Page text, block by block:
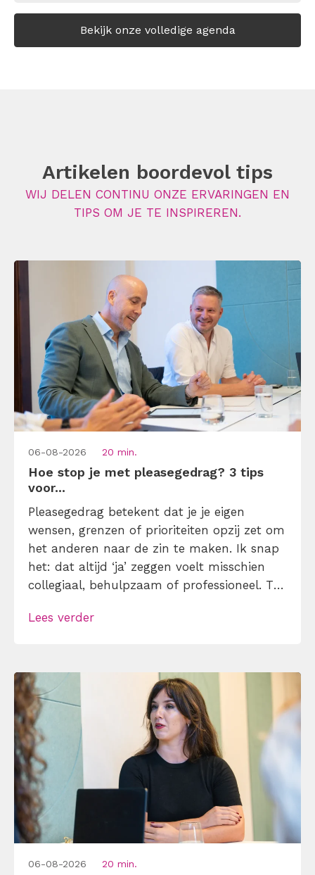
Bekijk onze volledige agenda
Artikelen boordevol tips
WIJ DELEN CONTINU ONZE ERVARINGEN EN
TIPS OM JE TE INSPIREREN.
06-08-2026 20 min.
Hoe stop je met pleasegedrag? 3 tips
voor...
Pleasegedrag betekent dat je je eigen
wensen, grenzen of prioriteiten opzij zet om
het anderen naar de zin te maken. Ik snap
het: dat altijd ‘ja’ zeggen voelt misschien
collegiaal, behulpzaam of professioneel. Tot
andermans prioriteiten en je eigen werk
[…]
Lees verder
06-08-2026 20 min.